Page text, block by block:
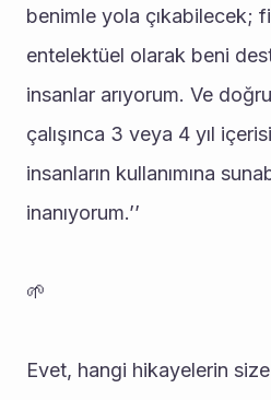
benimle yola çıkabilecek;
entelektüel olarak beni
insanlar arıyorum. Ve
çalışınca 3 veya 4 yıl
insanların kullanımına
inanıyorum.’’
🌱
Evet, hangi hikayelerin